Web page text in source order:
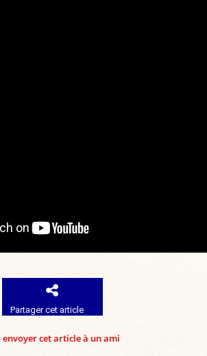
Partager cet article
cet article à un ami